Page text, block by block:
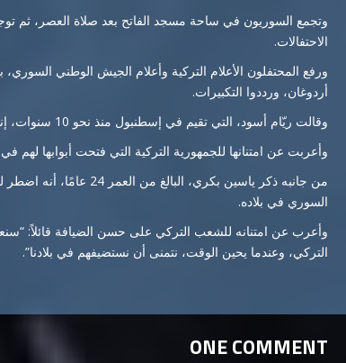
وتجمع السوريون في ساحة مسجد الفاتح بعد صلاة العصر، ثم
الاحتفالات.
ورفع المحتفلون الأعلام التركية وأعلام الجيش الوطني
أردوغان، ورددوا التكبيرات.
وقالت ريّام أسود، التي تقيم في إسطنبول منذ نحو 10 سنوات، إنها متشوقة للعودة إلى وطنها سوريا.
وأعربت عن امتنانها للجمهورية التركية التي فتحت أبوابها
من جانبه ذكر ياسين
السوري في بلاده.
وأعرب عن امتنانه للشعب التركي على حسن الضيافة قائلاً:
التركي، وعندما يحين الوقت، نتمنى أن نستضيفهم في بلادنا”.
ONE COMMENT